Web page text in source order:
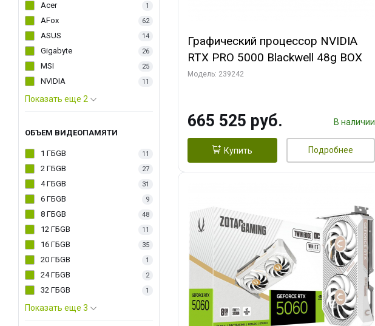
Acer 1
AFox 62
ASUS 14
Gigabyte 26
MSI 25
NVIDIA 11
Показать еще 2
ОБЪЕМ ВИДЕОПАМЯТИ
1 ГБGB 11
2 ГБGB 27
4 ГБGB 31
6 ГБGB 9
8 ГБGB 48
12 ГБGB 11
16 ГБGB 35
20 ГБGB 1
24 ГБGB 2
32 ГБGB 1
Показать еще 3
Графический процессор NVIDIA
RTX PRO 5000 Blackwell 48g BOX
Модель: 239242
665 525 руб. В наличии
Купить Подробнее